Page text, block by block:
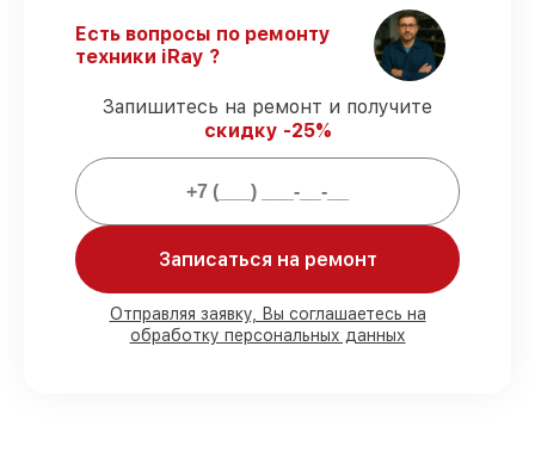
подтверждает их уровень мастерства.
Соблюдение сроков обслуживания
гарантируем завершение работ без
Гарантийное обслуживание–
обслуживаем тепловизоров всегда со
строгим соблюдением гарантийных
обязательств.
Мы гарантируем:
80%работ в присутствии заказчика
90%комплектующих для тепловизоров
Есть вопросы по ремонту
техники iRay ?
Запишитесь на ремонт и получите
скидку -25%
Записаться на ремонт
Отправляя заявку, Вы соглашаетесь на
обработку персональных данных